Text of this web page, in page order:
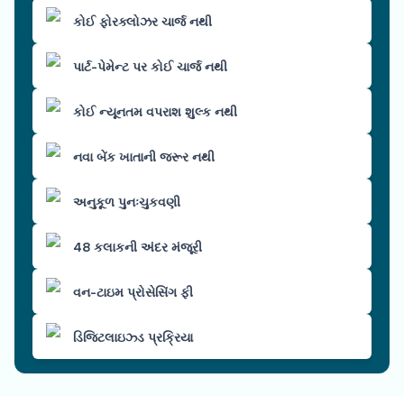
કોઈ ફોરક્લોઝર ચાર્જ નથી
પાર્ટ-પેમેન્ટ પર કોઈ ચાર્જ નથી
કોઈ ન્યૂનતમ વપરાશ શુલ્ક નથી
નવા બેંક ખાતાની જરૂર નથી
અનુકૂળ પુનઃચુકવણી
48 કલાકની અંદર મંજૂરી
વન-ટાઇમ પ્રોસેસિંગ ફી
ડિજિટલાઇઝ્ડ પ્રક્રિયા